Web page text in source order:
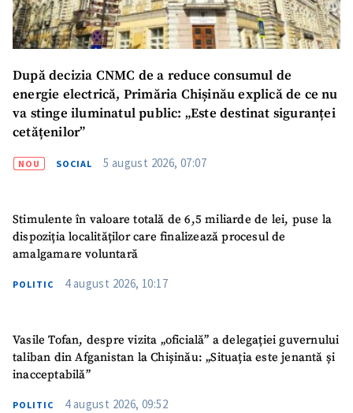
După decizia CNMC de a reduce consumul de
energie electrică, Primăria Chișinău explică de ce nu
va stinge iluminatul public: „Este destinat siguranței
cetățenilor”
NOU SOCIAL 5 august 2026, 07:07
Stimulente în valoare totală de 6,5 miliarde de lei, puse la
dispoziția localităților care finalizează procesul de
amalgamare voluntară
POLITIC 4 august 2026, 10:17
Vasile Tofan, despre vizita „oficială” a delegației guvernului
taliban din Afganistan la Chișinău: „Situația este jenantă și
inacceptabilă”
POLITIC 4 august 2026, 09:52